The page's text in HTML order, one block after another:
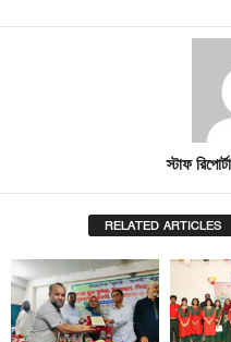
স্টাফ
RELATED ARTICLES